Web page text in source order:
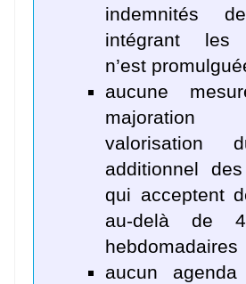
indemnités
intégrant les
n’est
aucune
valorisation
additionnel
qui acceptent
au-delà de
hebdomadaires
aucun